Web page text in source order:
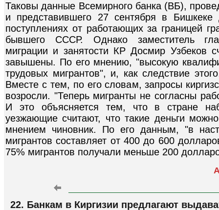
Таковы данные Всемирного банка (ВБ),
и представившего 27 сентября в
поступлениях от работающих за границей
бывшего СССР. Однако заместитель
миграции и занятости КР Досмир Узбеков
завышены. По его мнению, "высокую
трудовых мигрантов", и, как следствие
Вместе с тем, по его словам, запросы
возросли. "Теперь мигранты не согласны
И это объясняется тем, что в стране
уезжающие считают, что такие деньги
мнением чиновник. По его данным, "в
мигрантов составляет от 400 до 600
75% мигрантов получали меньше 200
22. Банкам в Киргизии предлагают